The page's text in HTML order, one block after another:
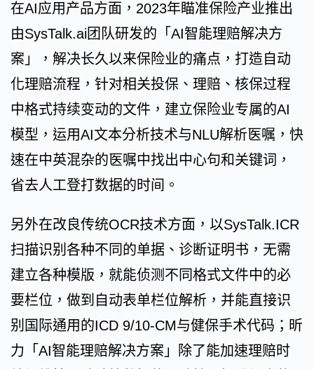
在AI应用产品方面，2023年瞄准保险产业推出
由SysTalk.ai团队研发的「AI智能理赔解决方
案」，解决长久以来保险业的痛点，打造自动
化理赔流程，针对相关投保、理赔、核保过程
中格式持续变动的文件，建立保险业专属的AI
模型，运用AI文本分析技术与NLU解析医嘱，快
速在中英混杂的医嘱中找出中心句和关键词，
省去人工登打数据的时间。
另外在改良传统OCR技术方面，以SysTalk.ICR
扫描识别各种不同的单据、诊断证明书，无需
建立各种模版，就能侦测不同格式文件中的必
要栏位，做到自动表单栏位解析，并能直接识
别国际通用的ICD 9/10-CM与健保手术代码；昕
力「AI智能理赔解决方案」除了能加速理赔时